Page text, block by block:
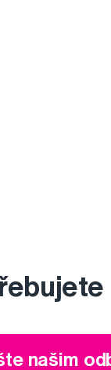
našim